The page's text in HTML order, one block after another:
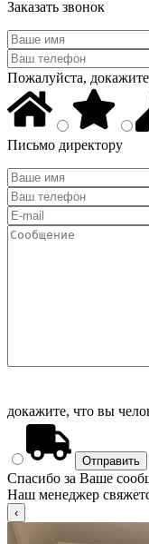
Заказать звонок
Пожалуйста,
Письмо директору
докажите, что вы
Спасибо за Ваше
Наш менеджер